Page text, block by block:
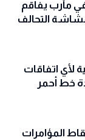
في مأرب يفاقم
التحالف
لأي اتفاقات
خط أحمر
المؤامرات